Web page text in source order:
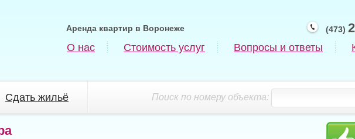
(473)
Аренда квартир в Воронеже
О нас Стоимость услуг Вопросы и ответы
Поиск по номеру объекта:
Сдать жильё